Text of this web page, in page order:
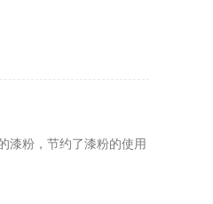
漆粉，节约了漆粉的使用